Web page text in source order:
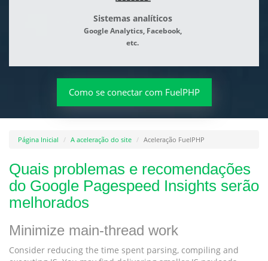
Sistemas analíticos
Google Analytics, Facebook,
etc.
Como se conectar com FuelPHP
Página Inicial A aceleração do site Aceleração FuelPHP
Quais problemas e recomendações
do Google Pagespeed Insights serão
melhorados
Minimize main-thread work
Consider reducing the time spent parsing, compiling and